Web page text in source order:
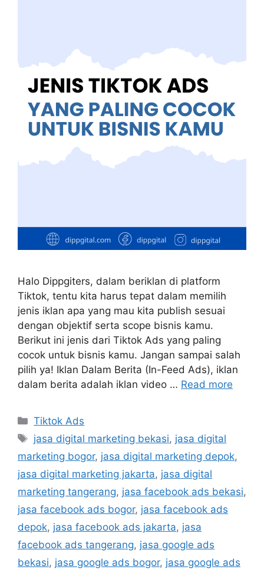
Halo Dippgiters, dalam beriklan di platform
Tiktok, tentu kita harus tepat dalam memilih
jenis iklan apa yang mau kita publish sesuai
dengan objektif serta scope bisnis kamu.
Berikut ini jenis dari Tiktok Ads yang paling
cocok untuk bisnis kamu. Jangan sampai salah
pilih ya! Iklan Dalam Berita (In-Feed Ads), iklan
dalam berita adalah iklan video … Read more
Tiktok Ads
jasa digital marketing bekasi, jasa digital
marketing bogor, jasa digital marketing depok,
jasa digital marketing jakarta, jasa digital
marketing tangerang, jasa facebook ads bekasi,
jasa facebook ads bogor, jasa facebook ads
depok, jasa facebook ads jakarta, jasa
facebook ads tangerang, jasa google ads
bekasi, jasa google ads bogor, jasa google ads